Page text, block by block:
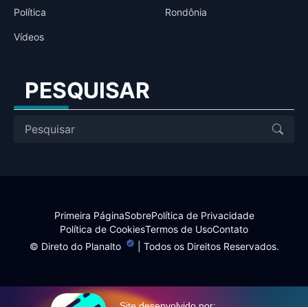
Política Rondônia
Vídeos
PESQUISAR
© Direto do Planalto | Todos os Direitos Reservados.
Primeira PáginaSobrePolítica de Privacidade
Política de CookiesTermos de UsoContato